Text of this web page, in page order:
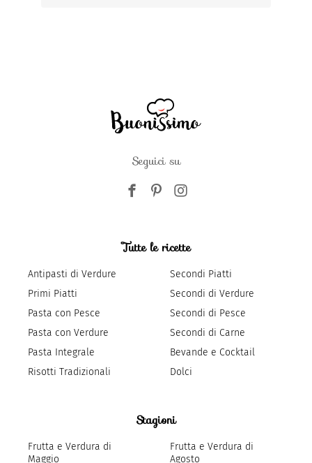
Seguici su
Tutte le ricette
Antipasti di Verdure
Primi Piatti
Pasta con Pesce
Pasta con Verdure
Pasta Integrale
Risotti Tradizionali
Secondi Piatti
Secondi di Verdure
Secondi di Pesce
Secondi di Carne
Bevande e Cocktail
Dolci
Stagioni
Frutta e Verdura di
Maggio
Frutta e Verdura di
Agosto